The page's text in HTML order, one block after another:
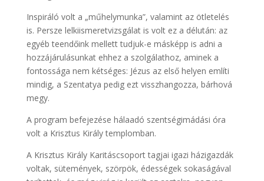
Inspiráló volt a „műhelymunka”, valamint az ötletelés
is. Persze lelkiismeretvizsgálat is volt ez a délután: az
egyéb teendőink mellett tudjuk-e másképp is adni a
hozzájárulásunkat ehhez a szolgálathoz, aminek a
fontossága nem kétséges: Jézus az első helyen említi
mindig, a Szentatya pedig ezt visszhangozza, bárhová
megy.
A program befejezése hálaadó szentségimádási óra
volt a Krisztus Király templomban.
A Krisztus Király Karitáscsoport tagjai igazi házigazdák
voltak, sütemények, szörpök, édességek sokaságával